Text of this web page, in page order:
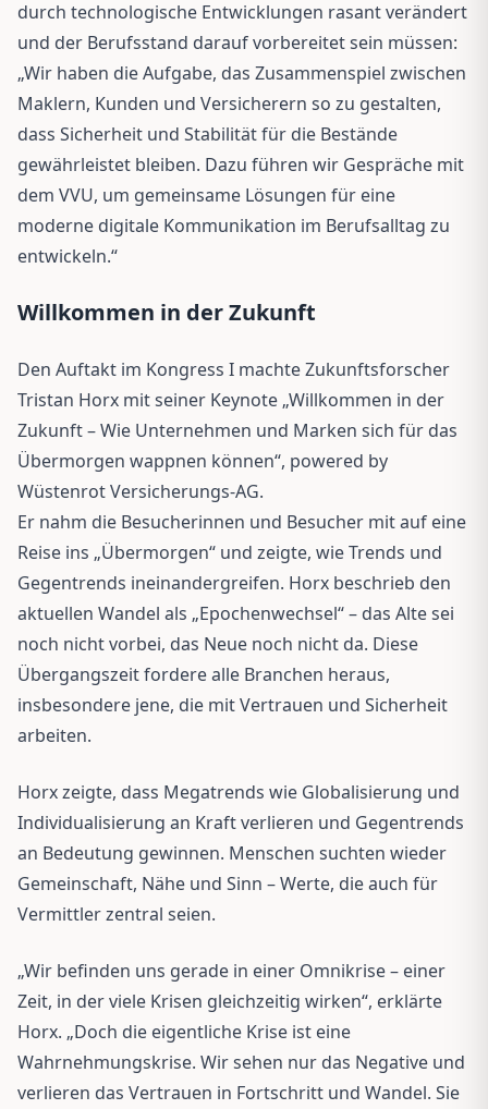
durch technologische Entwicklungen rasant verändert
und der Berufsstand darauf vorbereitet sein müssen:
„Wir haben die Aufgabe, das Zusammenspiel zwischen
Maklern, Kunden und Versicherern so zu gestalten,
dass Sicherheit und Stabilität für die Bestände
gewährleistet bleiben. Dazu führen wir Gespräche mit
dem VVU, um gemeinsame Lösungen für eine
moderne digitale Kommunikation im Berufsalltag zu
entwickeln.“
Willkommen in der Zukunft
Den Auftakt im Kongress I machte Zukunftsforscher
Tristan Horx mit seiner Keynote „Willkommen in der
Zukunft – Wie Unternehmen und Marken sich für das
Übermorgen wappnen können“, powered by
Wüstenrot Versicherungs-AG.
Er nahm die Besucherinnen und Besucher mit auf eine
Reise ins „Übermorgen“ und zeigte, wie Trends und
Gegentrends ineinandergreifen. Horx beschrieb den
aktuellen Wandel als „Epochenwechsel“ – das Alte sei
noch nicht vorbei, das Neue noch nicht da. Diese
Übergangszeit fordere alle Branchen heraus,
insbesondere jene, die mit Vertrauen und Sicherheit
arbeiten.
Horx zeigte, dass Megatrends wie Globalisierung und
Individualisierung an Kraft verlieren und Gegentrends
an Bedeutung gewinnen. Menschen suchten wieder
Gemeinschaft, Nähe und Sinn – Werte, die auch für
Vermittler zentral seien.
„Wir befinden uns gerade in einer Omnikrise – einer
Zeit, in der viele Krisen gleichzeitig wirken“, erklärte
Horx. „Doch die eigentliche Krise ist eine
Wahrnehmungskrise. Wir sehen nur das Negative und
verlieren das Vertrauen in Fortschritt und Wandel. Sie